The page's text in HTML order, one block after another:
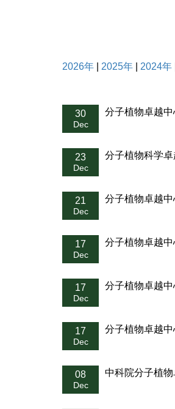
2026年 2025年 2024年
30
Dec
分子植物卓越中
23
Dec
分子植物科学
21
Dec
分子植物卓越中
17
Dec
分子植物卓越
17
Dec
分子植物卓越
17
Dec
分子植物卓越
08
Dec
中科院分子植